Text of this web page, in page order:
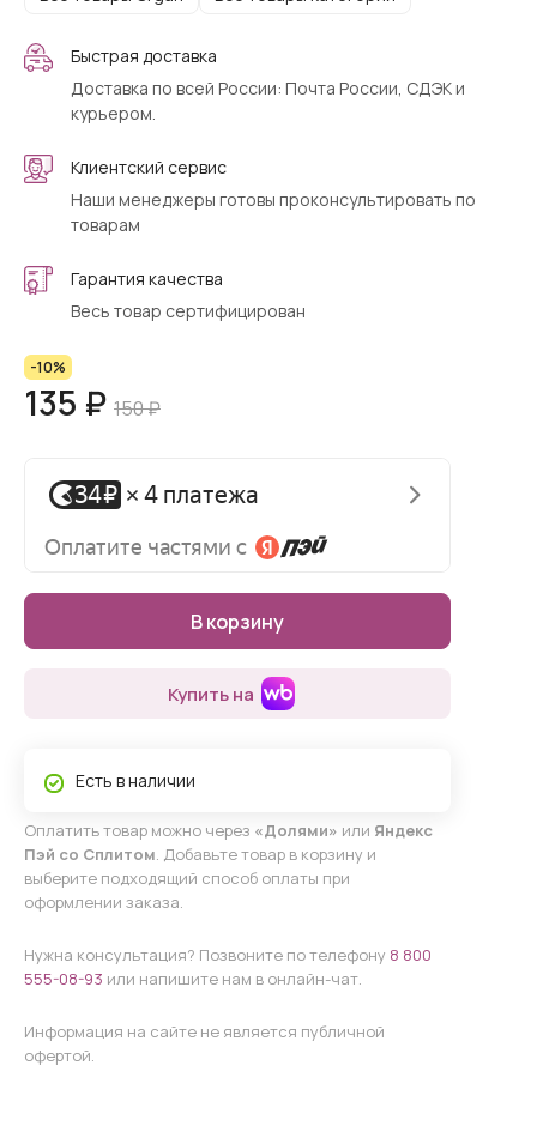
Быстрая доставка
Доставка по всей России: Почта России, СДЭК и
курьером.
Клиентский сервис
Наши менеджеры готовы проконсультировать по
товарам
Гарантия качества
Весь товар сертифицирован
-10%
135 ₽ 150 ₽
В корзину
Купить на
Есть в наличии
Оплатить товар можно через «Долями» или Яндекс
Пэй со Сплитом. Добавьте товар в корзину и
выберите подходящий способ оплаты при
оформлении заказа.
Нужна консультация? Позвоните по телефону 8 800
555-08-93 или напишите нам в онлайн-чат.
Информация на сайте не является публичной
офертой.